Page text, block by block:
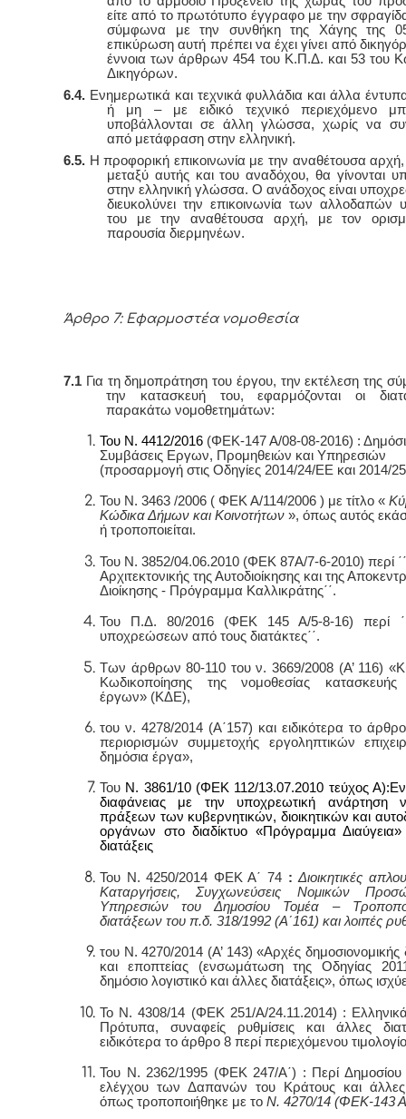
είτε από το πρωτότυπο έγγραφο με την σφραγίδα
σύμφωνα με την συνθήκη της Χάγης της
επικύρωση αυτή πρέπει να έχει γίνει από
έννοια των άρθρων 454 του Κ.Π.Δ. και 53 του
Δικηγόρων.
6.4. Ενημερωτικά και τεχνικά φυλλάδια και άλλα
ή μη – με ειδικό τεχνικό περιεχόμενο
υποβάλλονται σε άλλη γλώσσα, χωρίς να
από μετάφραση στην ελληνική.
6.5. Η προφορική επικοινωνία με την αναθέτουσα
μεταξύ αυτής και του αναδόχου, θα γίνονται
στην ελληνική γλώσσα. Ο ανάδοχος είναι
διευκολύνει την επικοινωνία των αλλοδαπών
του με την αναθέτουσα αρχή, με τον
παρουσία διερμηνέων.
Άρθρο 7: Εφαρμοστέα νομοθεσία
7.1 Για τη δημοπράτηση του έργου, την εκτέλεση της
την κατασκευή του, εφαρμόζονται οι
παρακάτω νομοθετημάτων:
Του Ν. 4412/2016 (ΦΕΚ-147 Α/08-08-2016) :
Συμβάσεις Εργων, Προμηθειών και Υπηρεσιών
(προσαρμογή στις Οδηγίες 2014/24/ΕΕ και 2014/
Του Ν. 3463 /2006 ( ΦΕΚ Α/114/2006 ) με τίτλο «
Κώδικα Δήμων και Κοινοτήτων », όπως αυτός
ή τροποποιείται.
Του N. 3852/04.06.2010 (ΦΕΚ 87Α/7-6-2010) περί
Αρχιτεκτονικής της Αυτοδιοίκησης και της
Διοίκησης - Πρόγραμμα Καλλικράτης΄΄.
Του Π.Δ. 80/2016 (ΦΕΚ 145 Α/5-8-16) περί
υποχρεώσεων από τους διατάκτες΄΄.
Των άρθρων 80-110 του ν. 3669/2008 (Α’ 116)
Κωδικοποίησης της νομοθεσίας
έργων» (ΚΔΕ),
του ν. 4278/2014 (Α΄157) και ειδικότερα το
περιορισμών συμμετοχής εργοληπτικών
δημόσια έργα»,
Του N. 3861/10 (ΦΕΚ 112/13.07.2010 τεύχος
διαφάνειας με την υποχρεωτική ανάρτηση
πράξεων των κυβερνητικών, διοικητικών και
οργάνων στο διαδίκτυο «Πρόγραμμα
διατάξεις
Toυ N. 4250/2014 ΦΕΚ Α΄ 74 : Διοικητικές
Καταργήσεις, Συγχωνεύσεις Νομικών
Υπηρεσιών του Δημοσίου Τομέα –
διατάξεων του π.δ. 318/1992 (Α΄161) και λοιπές
του Ν. 4270/2014 (Α’ 143) «Αρχές δημοσιονομικής
και εποπτείας (ενσωμάτωση της Οδηγίας
δημόσιο λογιστικό και άλλες διατάξεις», όπως
Το Ν. 4308/14 (ΦΕΚ 251/Α/24.11.2014) : Eλληνικά
Πρότυπα, συναφείς ρυθμίσεις και άλλες
ειδικότερα το άρθρο 8 περί περιεχόμενου
Του Ν. 2362/1995 (ΦΕΚ 247/Α΄) : Περί Δημοσίου
ελέγχου των Δαπανών του Κράτους και άλλες
όπως τροποποιήθηκε με το Ν. 4270/14 (ΦΕΚ-143